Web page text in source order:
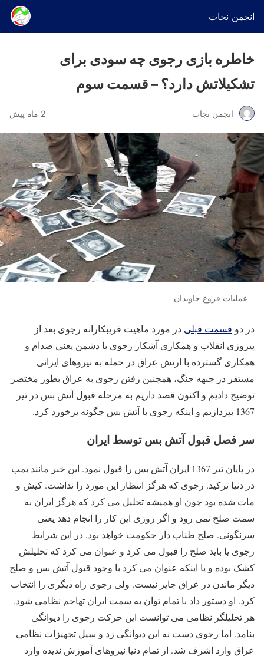
انجمن نجات
خاطره بازی رجوی چه سودی برای
تشکیلاتش دارد؟ – قسمت سوم
انجمن نجات 2 ماه پیش
عملیات فروغ جاویدان
در دو قسمت قبلی در مورد ماهیت فریبکارانه رجوی بعد از
پیروزی انقلاب و همکاری آشکار رجوی با دشمن یعنی صدام و
همکاری گسترده با ارتش عراق در حمله به نیروهای ایرانی
مستقر در جبهه جنگ، همچنین رفتن رجوی به عراق بطور مختصر
توضیح دادیم و اکنون قصد داریم به مرحله قبول آتش بس در تیر
1367 بپردازیم و اینکه رجوی با آتش بس چگونه برخورد کرد.
سر فصل قبول آتش بس توسط ایران
در پایان تیر 1367 ایران آتش بس را قبول نمود. این خبر مانند بمب
در دنیا ترکید. رجوی که هرگز انتظار این مورد را نداشت. کیش و
مات شده بود چون او همیشه تحلیل می کرد که هرگز ایران به
سمت صلح نمی رود و اگر روزی این کار را انجام دهد یعنی
سرنگونی. صلح طناب دار حکومت خواهد بود. در این شرایط
رجوی یا باید صلح را قبول می کرد و عنوان می کرد که تحلیلش
کشک بوده و یا اینکه عنوان می کرد با وجود قبول آتش بس و صلح
دیگر ماندن در عراق جایز نیست. ولی رجوی راه دیگری را انتخاب
کرد. او دستور داد با تمام توان به سمت ایران تهاجم نظامی شود.
هر تحلیلگر نظامی می توانست این حرکت رجوی را دیوانگی
بنامد. اما رجوی دست به این دیوانگی زد و سیل تجهیزات نظامی
عراق وارد اشرف شد. از تمام دنیا نیروهای آموزش ندیده وارد